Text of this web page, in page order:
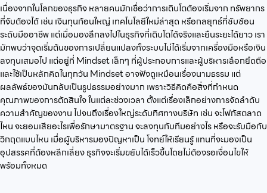
เนื่องจากในโลกของธุรกิจ หลายคนมักเชื่อว่าการเติบโตต้องเริ่มจาก ทรัพยากร
ที่จับต้องได้ เช่น เงินทุนก้อนใหญ่ เทคโนโลยีใหม่ล่าสุด หรือกลยุทธ์ที่ซับซ้อน
ระดับมืออาชีพ แต่เมื่อมองลึกลงไปในธุรกิจที่เติบโตได้จริงและยืนระยะได้ยาว เรา
มักพบว่าจุดเริ่มต้นของการเปลี่ยนแปลงทั้งระบบไม่ได้เริ่มจากเครื่องมือหรือเงิน
ลงทุนเสมอไป แต่อยู่ที่ Mindset เล็กๆ ที่ผู้ประกอบการและผู้บริหารเลือกยึดถือ
และใช้เป็นหลักคิดในทุกวัน Mindset อาจฟังดูเหมือนเรื่องนามธรรม แต่
ผลลัพธ์ของมันกลับเป็นรูปธรรมอย่างมาก เพราะวิธีคิดคือสิ่งที่กำหนด
คุณภาพของการตัดสินใจ ในแต่ละช่วงเวลา ตั้งแต่เรื่องเล็กอย่างการจัดลำดับ
ความสำคัญของงาน ไปจนถึงเรื่องใหญ่ระดับทิศทางบริษัท เช่น จะโฟกัสตลาด
ไหน จะยอมเสียอะไรเพื่อรักษามาตรฐาน จะลงทุนกับทีมอย่างไร หรือจะรับมือกับ
วิกฤตแบบไหน เมื่อผู้บริหารมองปัญหาเป็น โจทย์ให้เรียนรู้ แทนที่จะมองเป็น
อุปสรรคที่ต้องหลีกเลี่ยง ธุรกิจจะเริ่มขยับได้เร็วขึ้นโดยไม่ต้องรอเงื่อนไขให้
พร้อมทั้งหมด